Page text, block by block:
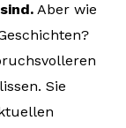
Aber wie
Sie